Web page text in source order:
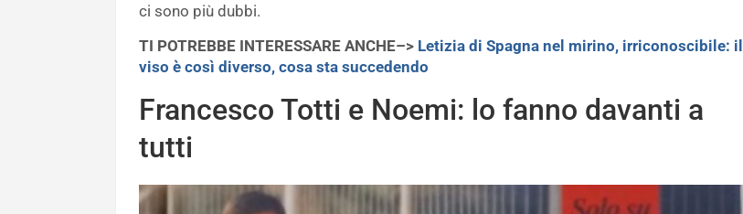
ci sono più dubbi.
TI POTREBBE INTERESSARE ANCHE–> Letizia di Spagna nel mirino, irriconoscibile: il
viso è così diverso, cosa sta succedendo
Francesco Totti e Noemi: lo fanno davanti a
tutti